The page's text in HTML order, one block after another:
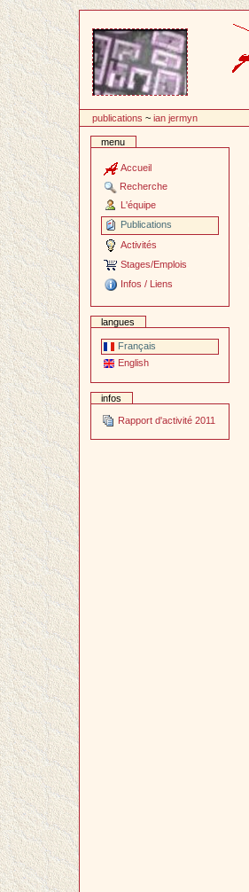
contenu
publications ~ian jermyn
menu
Accueil
Recherche
L'équipe
Publications
Activités
Stages/Emplois
Infos / Liens
langues
Français
English
infos
Rapport d'activité 2011